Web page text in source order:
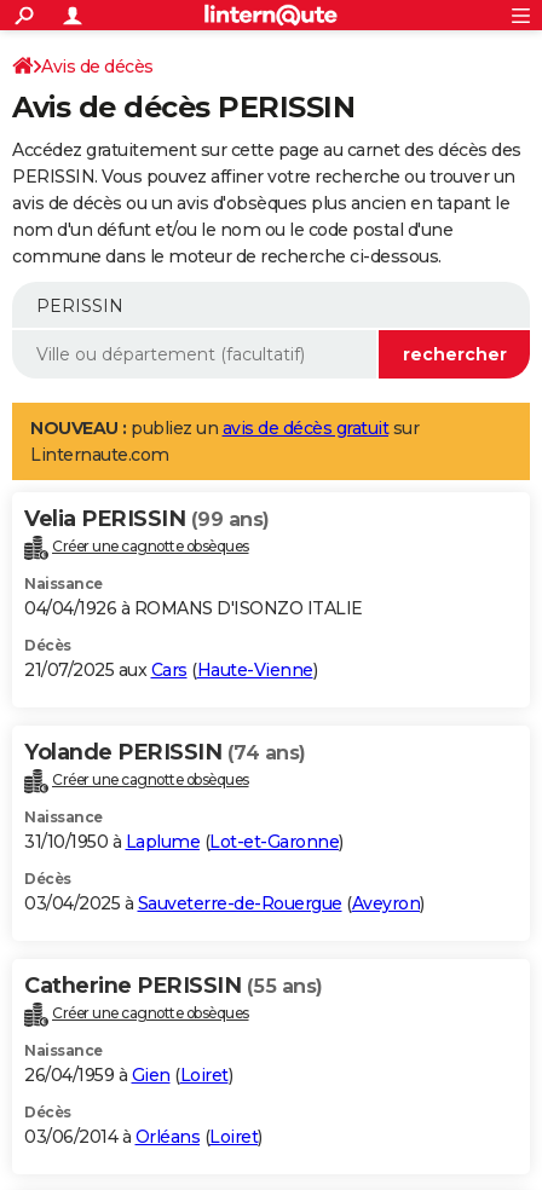
ACTUALITÉS
Politique
Société
Faits Divers
Education
Monde
Villes
+
SPORT
Coupe du monde 2026
Football
Tennis
Cyclisme
Rugby
Forum
Programme TV
TNT
Streaming
Cinéma
Sorties cinéma
Musique
+
FINANCE
Retraite
Epargne
Immobilier
Risques naturels par ville
Banque
Assurance
AUTO
Essais
Réserver un essai
Citadines
Berlines
SUV
Forum auto
+
Mobiles
Meilleur smartphone
Internet
Ordinateurs
Jeux vidéo
Guide high-tech
Aménagement intérieur
LIFESTYLE
Art de vivre
Bien-être
Loisirs
Mode
Modes de vie
Alimentation
Guide de la santé
Maladies
Médicaments
Sommeil
VOYAGE
Destinations
City break
Voyage nature
Voyage de noces
Forum
Climat
+PHOTO
GUIDES D'ACHAT
BONS PLANS
Carte de Noël
Carte Bonne année
Carte Saint-Valentin
Carte Pâques
Carte d'anniversaire
DICTIONNAIRE
Dictionnaire
Biographies
Citations
Expressions
Proverbes
PROGRAMME TV
S'inscrire
Se connecter
Lycées
Collèges
Primaires
Universités
Entreprises
Service militaire
Avis de recherche
AVIS DE DÉCÈS
Bricolage
Lifestyle
Culture
Sport
Auto
Television
Voyage
Cinema
Avis de décès
Avis de décès PERISSIN
Accédez gratuitement sur cette page au carnet des décès des
PERISSIN. Vous pouvez affiner votre recherche ou trouver un
avis de décès ou un avis d'obsèques plus ancien en tapant le
nom d'un défunt et/ou le nom ou le code postal d'une
commune dans le moteur de recherche ci-dessous.
NOUVEAU : publiez un avis de décès gratuitsur
Linternaute.com
Velia PERISSIN (99 ans)
Créer une cagnotte obsèques
Naissance
04/04/1926 à ROMANS D'ISONZO ITALIE
Décès
21/07/2025 auxCars (Haute-Vienne)
Yolande PERISSIN (74 ans)
Créer une cagnotte obsèques
Naissance
31/10/1950 à Laplume (Lot-et-Garonne)
Décès
03/04/2025 à Sauveterre-de-Rouergue (Aveyron)
Catherine PERISSIN (55 ans)
Créer une cagnotte obsèques
Naissance
26/04/1959 à Gien (Loiret)
Décès
03/06/2014 à Orléans (Loiret)